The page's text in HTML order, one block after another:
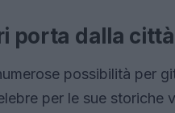
porta dalla
possibilità per
per le sue storiche